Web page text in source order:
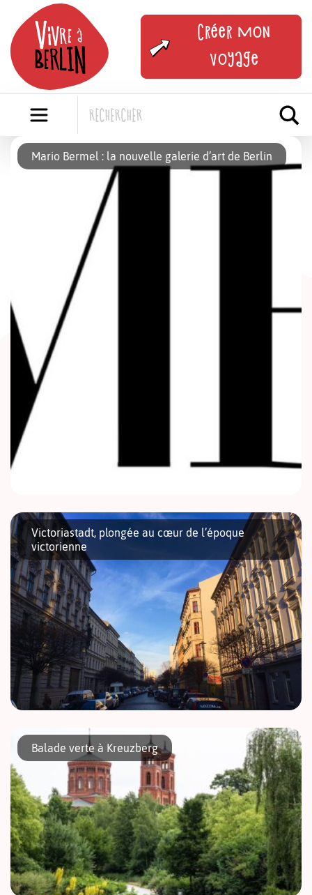
content
Créer mon
voyage
Mario Bermel : la nouvelle galerie d’art de Berlin
Un nouvel établissement est sur le point de voir le jour sur la
scène artistique berlinoise : Mario Bermel Gallery. Fondée par
Mario Bermel donc, la galerie est l’aboutissement de […]
Victoriastadt, plongée au cœur de l’époque
victorienne
À deux pas de la station de S-bahn Ostkreuz, Victoriastadt
contraste délicieusement avec l’atmosphère post-soviétique du
quartier de Lichtenberg. Connu aussi sous le nom de Kaskelkiez,
cet arrondissement à l’abri […]
Balade verte à Kreuzberg